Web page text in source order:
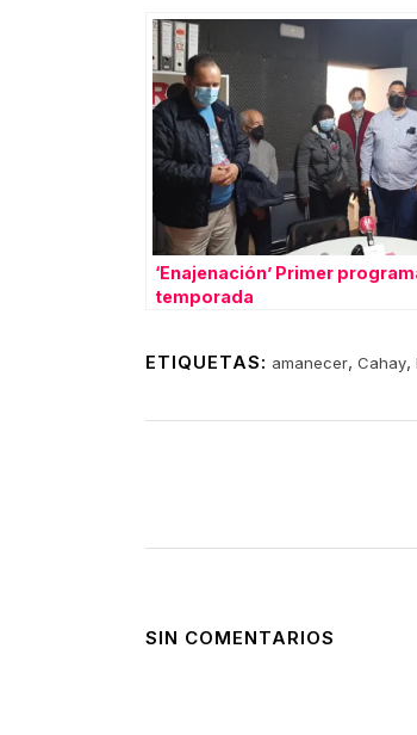
‘Enajenación’ Primer
temporada
ETIQUETAS: amanecer, Cahay,
SIN COMENTARIOS